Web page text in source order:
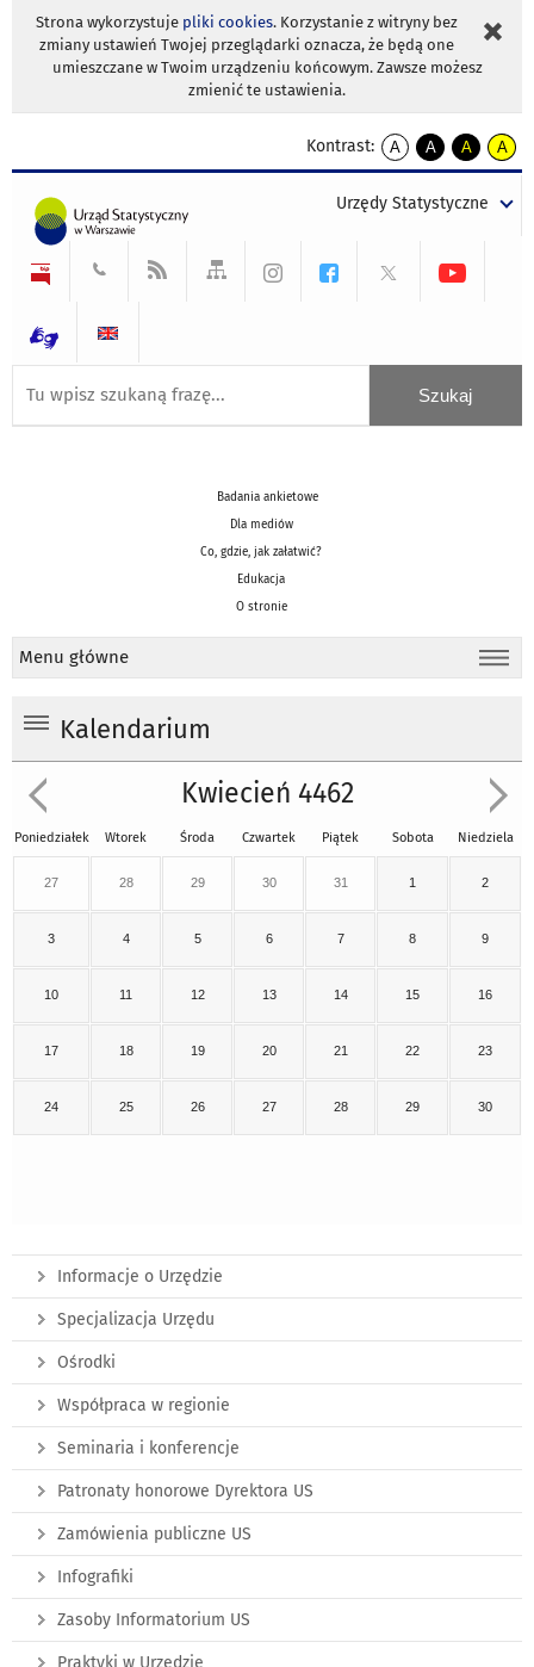
Strona wykorzystuje pliki cookies. Korzystanie z witryny bez
zmiany ustawień Twojej przeglądarki oznacza, że będą one
umieszczane w Twoim urządzeniu końcowym. Zawsze możesz
zmienić te ustawienia.
Kontrast:
A
kontrast
A
kontrast
tekst
czarnym
A
kontrast
tekst
czarnym
A
tekst
żółtym
Urzędy Statystyczne
Badania ankietowe
Dla mediów
Co, gdzie, jak załatwić?
Edukacja
O stronie
Menu główne
Kalendarium
Kwiecień 4462
Poniedziałek Wtorek Środa Czwartek Piątek Sobota Niedziela
27 28 29 30 31 1 2
3 4 5 6 7 8 9
10 11 12 13 14 15 16
17 18 19 20 21 22 23
24 25 26 27 28 29 30
Informacje o Urzędzie
Specjalizacja Urzędu
Ośrodki
Współpraca w regionie
Seminaria i konferencje
Patronaty honorowe Dyrektora US
Zamówienia publiczne US
Infografiki
Zasoby Informatorium US